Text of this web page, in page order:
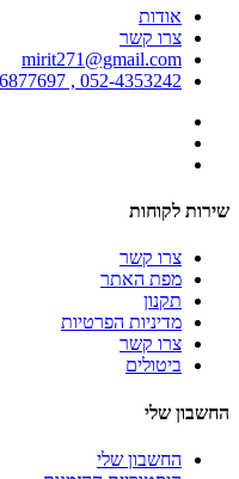
אודות
צרו קשר
mirit271@gmail.com
052-4353242 , 052-6877697
שירות לקוחות
צרו קשר
מפת האתר
תקנון
מדיניות הפרטיות
צרו קשר
ביטולים
החשבון שלי
החשבון שלי